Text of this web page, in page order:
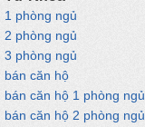
1 phòng ngủ
2 phòng ngủ
3 phòng ngủ
bán căn hộ
bán căn hộ 1 phòng ngủ
bán căn hộ 2 phòng ngủ